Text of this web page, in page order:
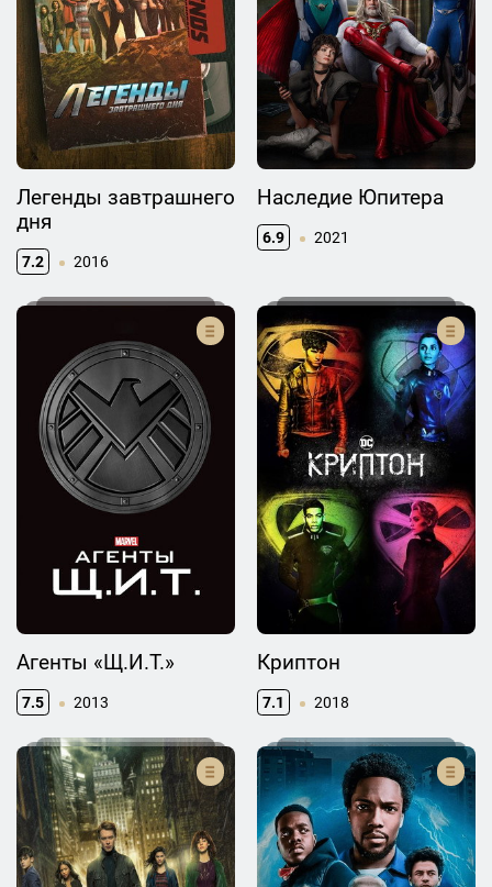
Легенды завтрашнего
дня
7.2 2016
Наследие Юпитера
6.9 2021
Агенты «Щ.И.Т.»
7.5 2013
Криптон
7.1 2018